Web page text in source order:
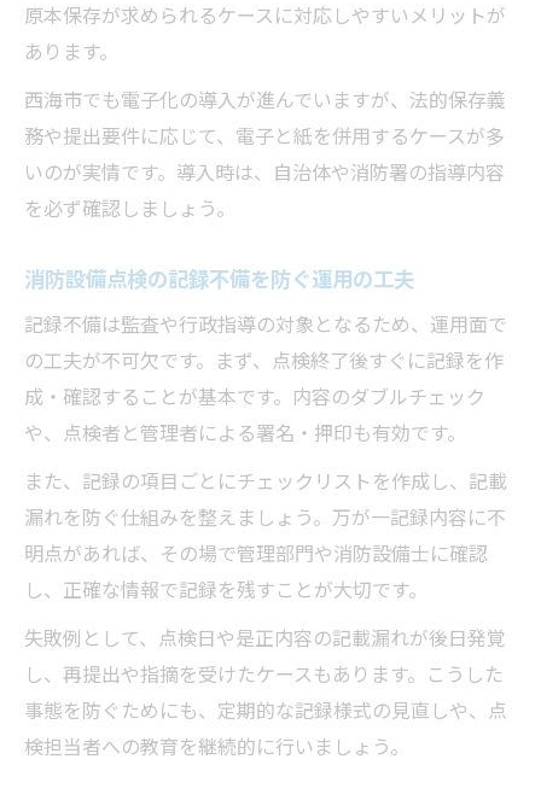
原本保存が求められるケースに対応しやすいメリットが
あります。
西海市でも電子化の導入が進んでいますが、法的保存義
務や提出要件に応じて、電子と紙を併用するケースが多
いのが実情です。導入時は、自治体や消防署の指導内容
を必ず確認しましょう。
消防設備点検の記録不備を防ぐ運用の工夫
記録不備は監査や行政指導の対象となるため、運用面で
の工夫が不可欠です。まず、点検終了後すぐに記録を作
成・確認することが基本です。内容のダブルチェック
や、点検者と管理者による署名・押印も有効です。
また、記録の項目ごとにチェックリストを作成し、記載
漏れを防ぐ仕組みを整えましょう。万が一記録内容に不
明点があれば、その場で管理部門や消防設備士に確認
し、正確な情報で記録を残すことが大切です。
失敗例として、点検日や是正内容の記載漏れが後日発覚
し、再提出や指摘を受けたケースもあります。こうした
事態を防ぐためにも、定期的な記録様式の見直しや、点
検担当者への教育を継続的に行いましょう。